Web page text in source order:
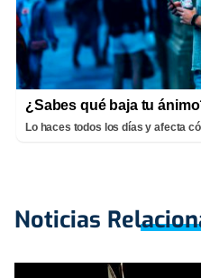
¿Sabes qué baja tu
Lo haces todos los días y afecta
Noticias